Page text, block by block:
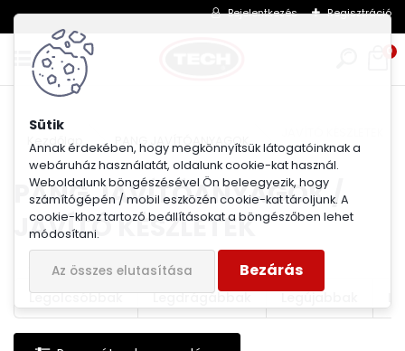
Annak érdekében, hogy megkönnyítsük látogatóinknak a
webáruház használatát, oldalunk cookie-kat használ.
Weboldalunk böngészésével Ön beleegyezik, hogy
számítógépén / mobil eszközén cookie-kat tároljunk. A
cookie-khoz tartozó beállításokat a böngészőben lehet
módosítani.
Az összes elutasítása Bezárás
Bejelentkezés Regisztráció
0
Kezdőlap PANG JAVÍTÓANYAGOK
PANG JAVÍTÓANYAGOK /
JAVÍTÓ KÉSZLETEK
Legolcsóbbak Legdrágábbak Legújabbak